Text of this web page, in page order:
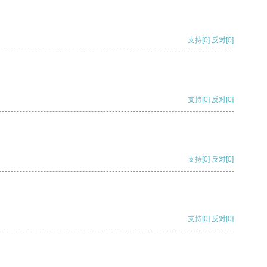
支持[0] 反对[0]
支持[0] 反对[0]
支持[0] 反对[0]
支持[0] 反对[0]